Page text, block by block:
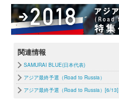
関連情報
SAMURAI BLUE(日本代表)
アジア最終予選（Road to Russia）
アジア最終予選（Road to Russia）[6/13]